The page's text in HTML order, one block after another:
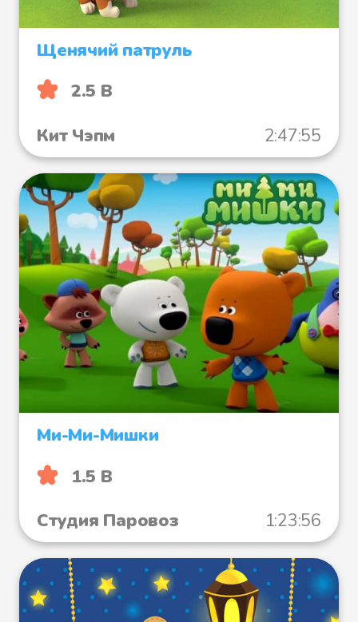
Щенячий патруль
2.5 B
Кит Чэпм
2:47:55
Ми-Ми-Мишки
1.5 B
Студия Паровоз
1:23:56